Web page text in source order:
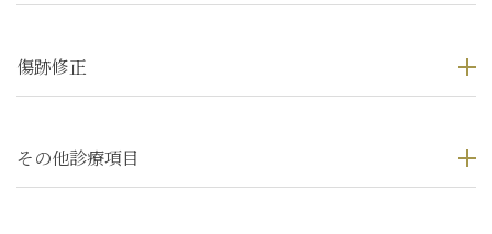
傷跡修正
その他診療項目